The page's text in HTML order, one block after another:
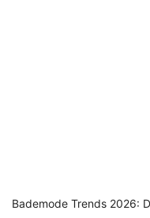
Bademode Trends 2026: